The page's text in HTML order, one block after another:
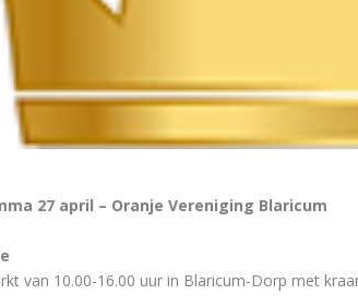
27 april – Oranje Vereniging Blaricum
van 10.00-16.00 uur in Blaricum-Dorp met